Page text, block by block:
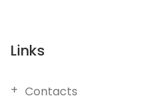
Links
Contacts